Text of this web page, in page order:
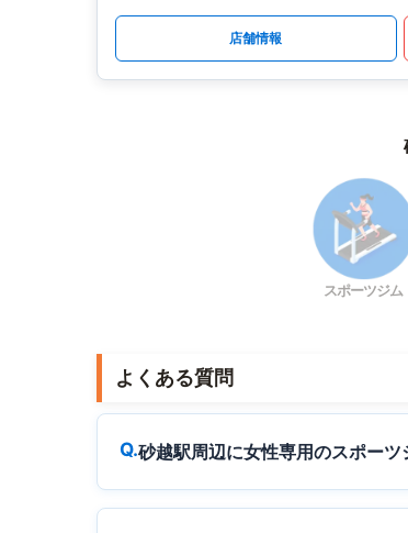
店舗情報
スポーツジム
よくある質問
砂越駅周辺に女性専用のスポーツ